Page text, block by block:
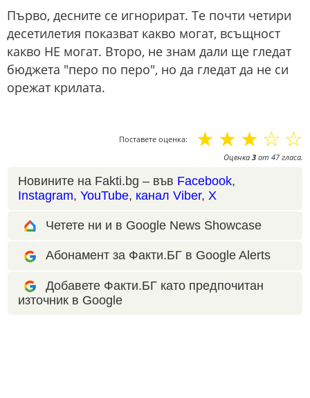
Първо, десните се игнорират. Те почти четири
десетилетия показват какво могат, всъщност
какво НЕ могат. Второ, не знам дали ще гледат
бюджета "перо по перо", но да гледат да не си
орежат крилата.
Поставете оценка: ☆
☆
☆
☆
☆
Оценка 3 от 47 гласа.
Новините на Fakti.bg – във Facebook,
Instagram, YouTube, канал Viber, X
Четете ни и в Google News Showcase
Абонамент за Факти.БГ в Google Alerts
Добавете Факти.БГ като предпочитан
източник в Google